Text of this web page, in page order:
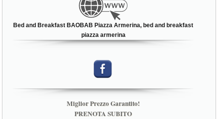
Bed and Breakfast BAOBAB Piazza Armerina, bed and breakfast
piazza armerina
Miglior Prezzo Garantito!
PRENOTA SUBITO